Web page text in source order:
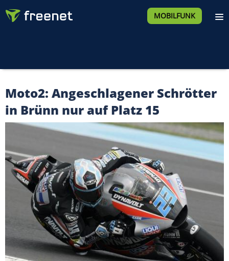
MOBILFUNK
Moto2: Angeschlagener Schrötter
in Brünn nur auf Platz 15